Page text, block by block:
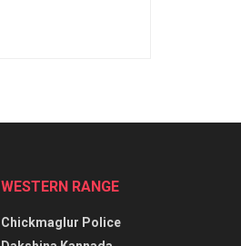
WESTERN RANGE
Chickmaglur Police